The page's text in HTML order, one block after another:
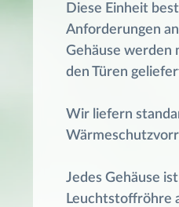
Diese Einheit
Anforderungen
Gehäuse werden
den Türen
Wir liefern
Jedes Gehäuse
Leuchtstoffröhre